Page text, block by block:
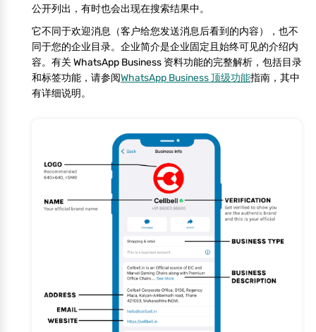
公开列出，有时也会出现在搜索结果中。
它不同于欢迎消息（客户给您发送消息后看到的内容），也不
同于您的企业目录。企业简介是企业固定且始终可见的介绍内
容。有关 WhatsApp Business 资料功能的完整解析，包括目录
和标签功能，请参阅WhatsApp Business 顶级功能指南，其中
有详细说明。